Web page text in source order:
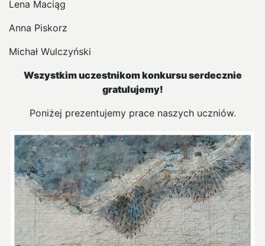
Lena Maciąg
Anna Piskorz
Michał Wulczyński
Wszystkim uczestnikom konkursu serdecznie
gratulujemy!
Poniżej prezentujemy prace naszych uczniów.